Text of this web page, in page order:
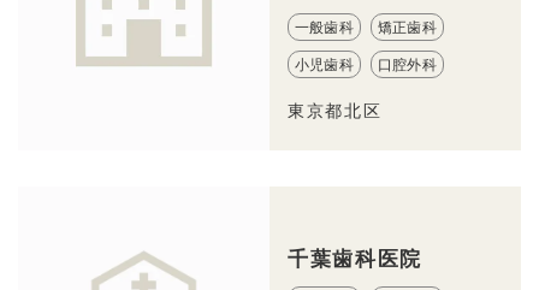
一般歯科 矯正歯科
小児歯科 口腔外科
東京都北区
千葉歯科医院